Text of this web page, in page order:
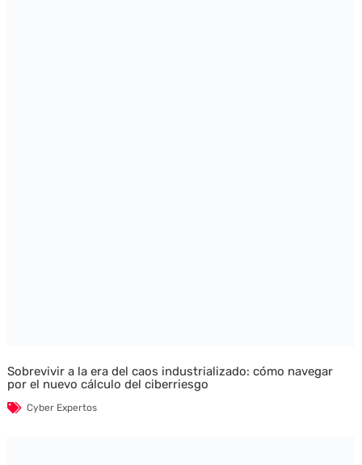
Sobrevivir a la era del caos industrializado: cómo navegar
por el nuevo cálculo del ciberriesgo
Cyber Expertos